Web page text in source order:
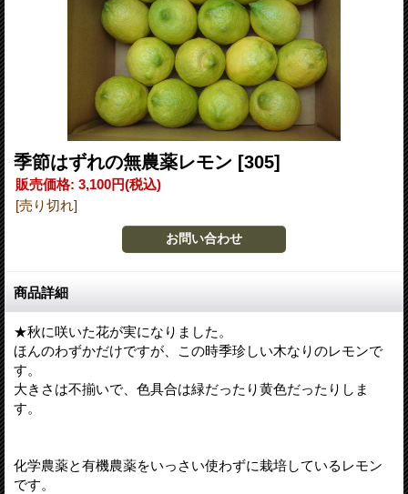
季節はずれの無農薬レモン [305]
販売価格: 3,100円(税込)
[売り切れ]
商品詳細
★秋に咲いた花が実になりました。
ほんのわずかだけですが、この時季珍しい木なりのレモンで
す。
大きさは不揃いで、色具合は緑だったり黄色だったりしま
す。
化学農薬と有機農薬をいっさい使わずに栽培しているレモン
です。